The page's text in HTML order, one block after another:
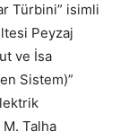
Türbini” isimli
Peyzaj
ve İsa
Sistem)”
Talha